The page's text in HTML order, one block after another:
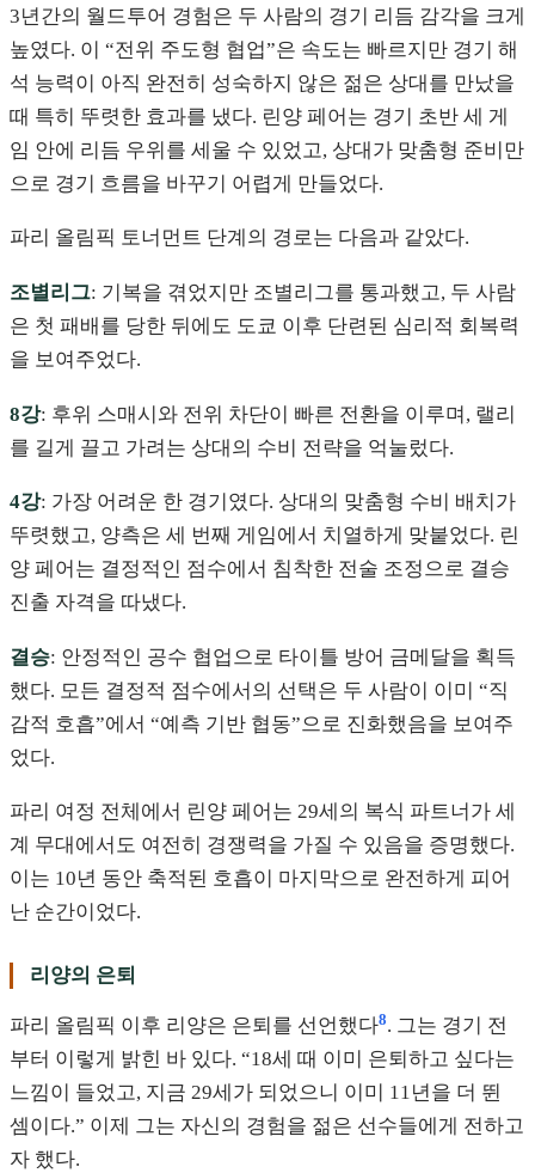
3년간의 월드투어 경험은 두 사람의 경기 리듬 감각을 크게
높였다. 이 “전위 주도형 협업”은 속도는 빠르지만 경기 해
석 능력이 아직 완전히 성숙하지 않은 젊은 상대를 만났을
때 특히 뚜렷한 효과를 냈다. 린양 페어는 경기 초반 세 게
임 안에 리듬 우위를 세울 수 있었고, 상대가 맞춤형 준비만
으로 경기 흐름을 바꾸기 어렵게 만들었다.
파리 올림픽 토너먼트 단계의 경로는 다음과 같았다.
조별리그: 기복을 겪었지만 조별리그를 통과했고, 두 사람
은 첫 패배를 당한 뒤에도 도쿄 이후 단련된 심리적 회복력
을 보여주었다.
8강: 후위 스매시와 전위 차단이 빠른 전환을 이루며, 랠리
를 길게 끌고 가려는 상대의 수비 전략을 억눌렀다.
4강: 가장 어려운 한 경기였다. 상대의 맞춤형 수비 배치가
뚜렷했고, 양측은 세 번째 게임에서 치열하게 맞붙었다. 린
양 페어는 결정적인 점수에서 침착한 전술 조정으로 결승
진출 자격을 따냈다.
결승: 안정적인 공수 협업으로 타이틀 방어 금메달을 획득
했다. 모든 결정적 점수에서의 선택은 두 사람이 이미 “직
감적 호흡”에서 “예측 기반 협동”으로 진화했음을 보여주
었다.
파리 여정 전체에서 린양 페어는 29세의 복식 파트너가 세
계 무대에서도 여전히 경쟁력을 가질 수 있음을 증명했다.
이는 10년 동안 축적된 호흡이 마지막으로 완전하게 피어
난 순간이었다.
리양의 은퇴
파리 올림픽 이후 리양은 은퇴를 선언했다8. 그는 경기 전
부터 이렇게 밝힌 바 있다. “18세 때 이미 은퇴하고 싶다는
느낌이 들었고, 지금 29세가 되었으니 이미 11년을 더 뛴
셈이다.” 이제 그는 자신의 경험을 젊은 선수들에게 전하고
자 했다.